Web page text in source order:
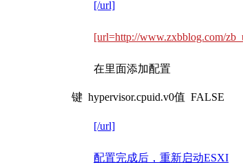
[/url]
[url=http://www.zxbblog.com/
在里面添加配置
键 hypervisor.cpuid.v0值 FALSE
[/url]
配置完成后，重新启动ESXI